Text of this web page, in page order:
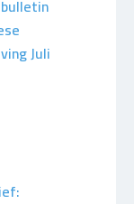
Juli